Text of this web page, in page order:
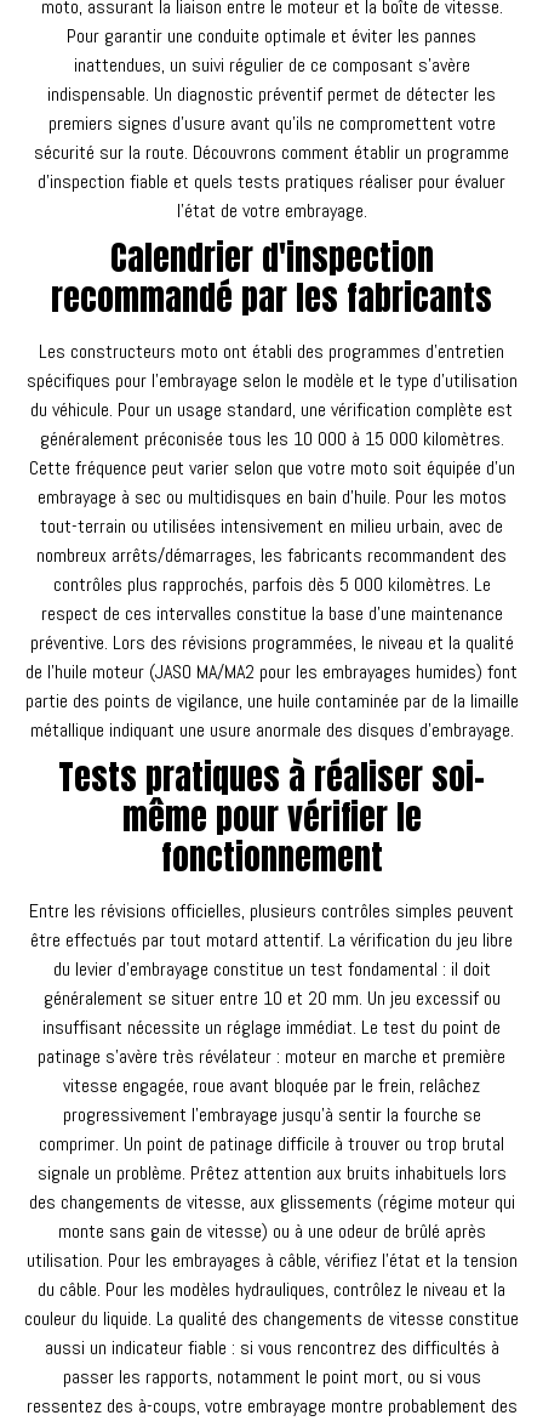
moto, assurant la liaison entre le moteur et la boîte de vitesse.
Pour garantir une conduite optimale et éviter les pannes
inattendues, un suivi régulier de ce composant s'avère
indispensable. Un diagnostic préventif permet de détecter les
premiers signes d'usure avant qu'ils ne compromettent votre
sécurité sur la route. Découvrons comment établir un programme
d'inspection fiable et quels tests pratiques réaliser pour évaluer
l'état de votre embrayage.
Calendrier d'inspection
recommandé par les fabricants
Les constructeurs moto ont établi des programmes d'entretien
spécifiques pour l'embrayage selon le modèle et le type d'utilisation
du véhicule. Pour un usage standard, une vérification complète est
généralement préconisée tous les 10 000 à 15 000 kilomètres.
Cette fréquence peut varier selon que votre moto soit équipée d'un
embrayage à sec ou multidisques en bain d'huile. Pour les motos
tout-terrain ou utilisées intensivement en milieu urbain, avec de
nombreux arrêts/démarrages, les fabricants recommandent des
contrôles plus rapprochés, parfois dès 5 000 kilomètres. Le
respect de ces intervalles constitue la base d'une maintenance
préventive. Lors des révisions programmées, le niveau et la qualité
de l'huile moteur (JASO MA/MA2 pour les embrayages humides) font
partie des points de vigilance, une huile contaminée par de la limaille
métallique indiquant une usure anormale des disques d'embrayage.
Tests pratiques à réaliser soi-
même pour vérifier le
fonctionnement
Entre les révisions officielles, plusieurs contrôles simples peuvent
être effectués par tout motard attentif. La vérification du jeu libre
du levier d'embrayage constitue un test fondamental : il doit
généralement se situer entre 10 et 20 mm. Un jeu excessif ou
insuffisant nécessite un réglage immédiat. Le test du point de
patinage s'avère très révélateur : moteur en marche et première
vitesse engagée, roue avant bloquée par le frein, relâchez
progressivement l'embrayage jusqu'à sentir la fourche se
comprimer. Un point de patinage difficile à trouver ou trop brutal
signale un problème. Prêtez attention aux bruits inhabituels lors
des changements de vitesse, aux glissements (régime moteur qui
monte sans gain de vitesse) ou à une odeur de brûlé après
utilisation. Pour les embrayages à câble, vérifiez l'état et la tension
du câble. Pour les modèles hydrauliques, contrôlez le niveau et la
couleur du liquide. La qualité des changements de vitesse constitue
aussi un indicateur fiable : si vous rencontrez des difficultés à
passer les rapports, notamment le point mort, ou si vous
ressentez des à-coups, votre embrayage montre probablement des